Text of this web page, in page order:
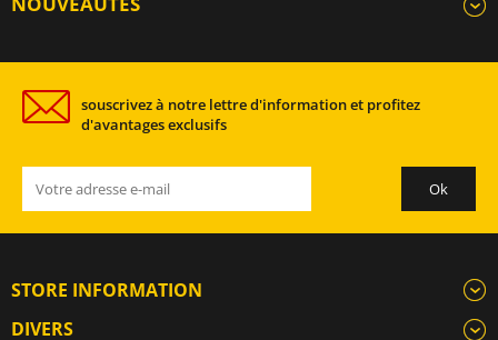
souscrivez à notre lettre d'information et profitez
d'avantages exclusifs
STORE INFORMATION
DIVERS